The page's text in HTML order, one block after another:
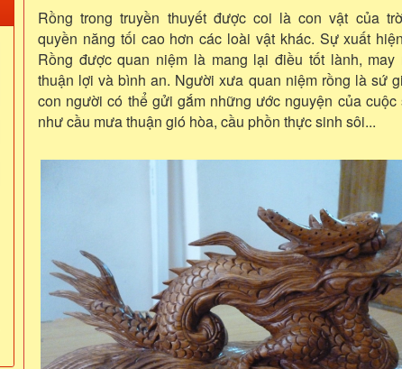
Rồng trong truyền thuyết được coi là con vật của
quyền năng tối cao hơn các loài vật khác. Sự xuất
Rồng được quan niệm là mang lại điều tốt lành, may
thuận lợi và bình an. Người xưa quan niệm rồng là sứ
con người có thể gửi gắm những ước nguyện của cuộc
như cầu mưa thuận gió hòa, cầu phồn thực sinh sôi...